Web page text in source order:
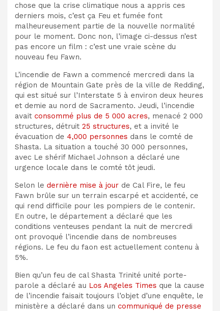
chose que la crise climatique nous a appris ces
derniers mois, c’est ça Feu et fumée font
malheureusement partie de la nouvelle normalité
pour le moment. Donc non, l’image ci-dessus n’est
pas encore un film : c’est une vraie scène du
nouveau feu Fawn.
L’incendie de Fawn a commencé mercredi dans la
région de Mountain Gate près de la ville de Redding,
qui est situé sur l’Interstate 5 à environ deux heures
et demie au nord de Sacramento. Jeudi, l’incendie
avait consommé plus de 5 000 acres, menacé 2 000
structures, détruit 25 structures, et a invité le
évacuation de 4,000 personnes dans le comté de
Shasta. La situation a touché 30 000 personnes,
avec Le shérif Michael Johnson a déclaré une
urgence locale dans le comté tôt jeudi.
Selon le dernière mise à jour de Cal Fire, le feu
Fawn brûle sur un terrain escarpé et accidenté, ce
qui rend difficile pour les pompiers de le contenir.
En outre, le département a déclaré que les
conditions venteuses pendant la nuit de mercredi
ont provoqué l’incendie dans de nombreuses
régions. Le feu du faon est actuellement contenu à
5%.
Bien qu’un feu de cal Shasta Trinité unité porte-
parole a déclaré au Los Angeles Times que la cause
de l’incendie faisait toujours l’objet d’une enquête, le
ministère a déclaré dans un communiqué de presse